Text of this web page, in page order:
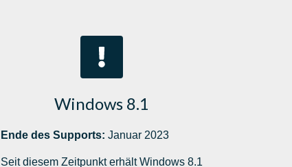
Windows 8.1
Ende des Supports: Januar 2023
Seit diesem Zeitpunkt erhält Windows 8.1